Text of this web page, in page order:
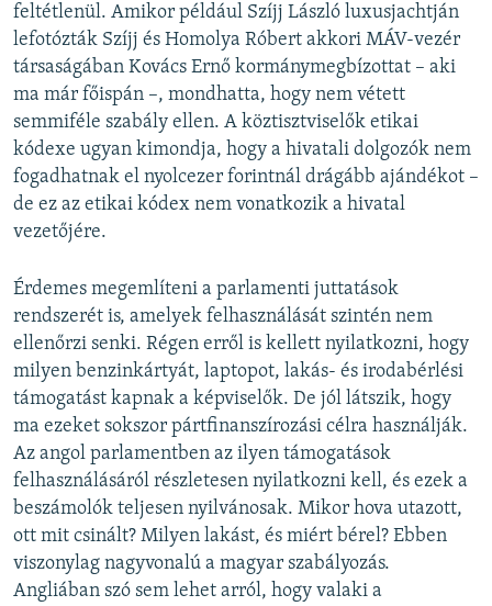
feltétlenül. Amikor például Szíjj László luxusjachtján
lefotózták Szíjj és Homolya Róbert akkori MÁV-vezér
társaságában Kovács Ernő kormánymegbízottat – aki
ma már főispán –, mondhatta, hogy nem vétett
semmiféle szabály ellen. A köztisztviselők etikai
kódexe ugyan kimondja, hogy a hivatali dolgozók nem
fogadhatnak el nyolcezer forintnál drágább ajándékot –
de ez az etikai kódex nem vonatkozik a hivatal
vezetőjére.
Érdemes megemlíteni a parlamenti juttatások
rendszerét is, amelyek felhasználását szintén nem
ellenőrzi senki. Régen erről is kellett nyilatkozni, hogy
milyen benzinkártyát, laptopot, lakás- és irodabérlési
támogatást kapnak a képviselők. De jól látszik, hogy
ma ezeket sokszor pártfinanszírozási célra használják.
Az angol parlamentben az ilyen támogatások
felhasználásáról részletesen nyilatkozni kell, és ezek a
beszámolók teljesen nyilvánosak. Mikor hova utazott,
ott mit csinált? Milyen lakást, és miért bérel? Ebben
viszonylag nagyvonalú a magyar szabályozás.
Angliában szó sem lehet arról, hogy valaki a